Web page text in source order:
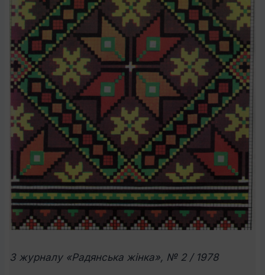
З журналу «Радянська жінка», № 2 / 1978